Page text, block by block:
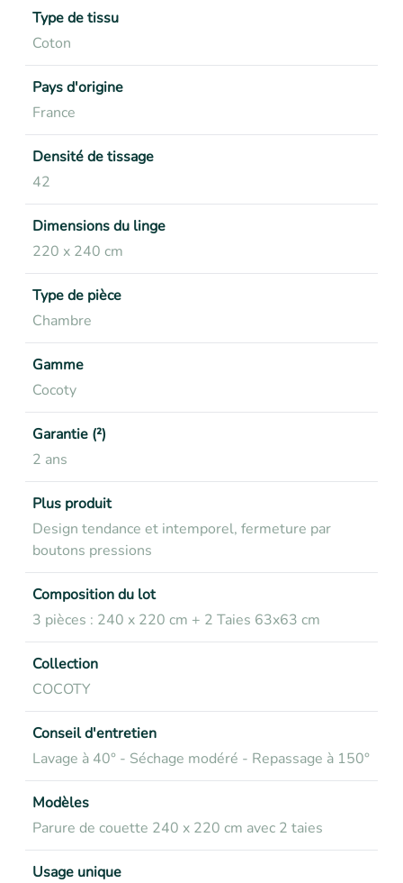
Type de tissu
Coton
Pays d'origine
France
Densité de tissage
42
Dimensions du linge
220 x 240 cm
Type de pièce
Chambre
Gamme
Cocoty
Garantie (²)
2 ans
Plus produit
Design tendance et intemporel, fermeture par
boutons pressions
Composition du lot
3 pièces : 240 x 220 cm + 2 Taies 63x63 cm
Collection
COCOTY
Conseil d'entretien
Lavage à 40° - Séchage modéré - Repassage à 150°
Modèles
Parure de couette 240 x 220 cm avec 2 taies
Usage unique